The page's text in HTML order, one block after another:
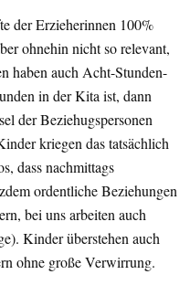
der Erzieherinnen 100%
ohnehin nicht so relevant,
haben auch Acht-Stunden-
in der Kita ist, dann
der Beziehugspersonen
kriegen das tatsächlich
dass nachmittags
ordentliche Beziehungen
bei uns arbeiten auch
Kinder überstehen auch
ohne große Verwirrung.